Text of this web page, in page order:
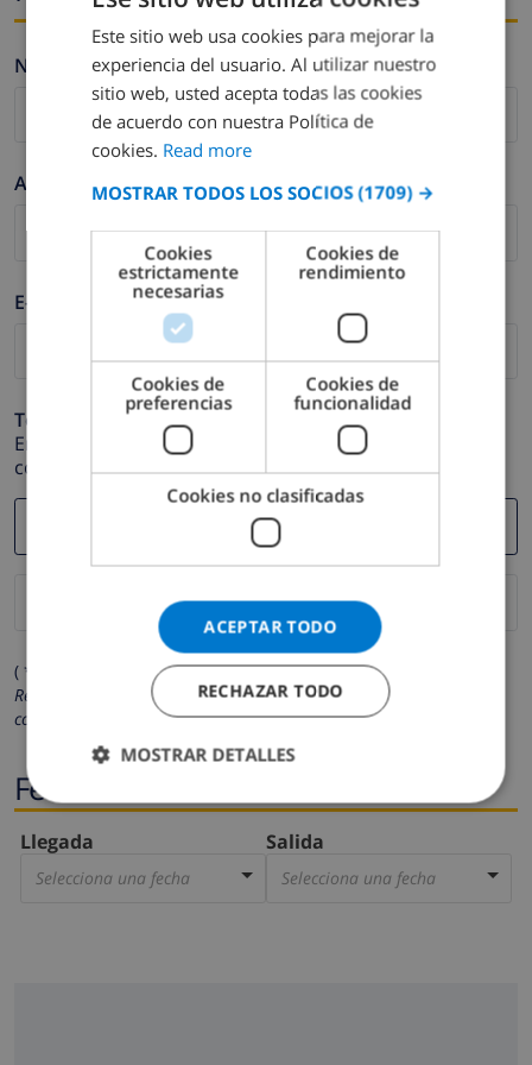
Nombre *
Apellidos *
E-mail *
Teléfono *
En caso de que su dirección de e-mail no funcione
correctamente.
( * Los campos marcados con un asterisco son obligatorios )
Respetamos su privacidad. Sus datos personales no serán
compartidos con ninguna otra persona o empresa.
Fechas
Llegada
Selecciona una fecha
Salida
Selecciona una fecha
ENGLISH
DUTCH
FRENCH
GERMAN
CATALAN
ITALIAN
DANISH
Este sitio web usa cookies para mejorar la
experiencia del usuario. Al utilizar nuestro
sitio web, usted acepta todas las cookies
de acuerdo con nuestra Política de
cookies. Read more
MOSTRAR TODOS LOS SOCIOS (1709) →
Cookies
estrictamente
necesarias
Cookies de
rendimiento
Cookies de
preferencias
Cookies de
funcionalidad
Cookies no clasificadas
ACEPTAR TODO
RECHAZAR TODO
MOSTRAR DETALLES